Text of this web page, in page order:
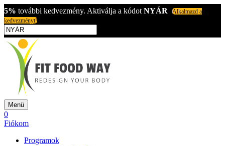
5% további kedvezmény. Aktiválja a kódot NYÁR
Alkalmazd a
kedvezményt!
Menü
0
Fiókom
Programok